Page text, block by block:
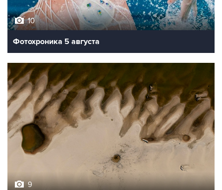
10
Фотохроника 5 августа
9